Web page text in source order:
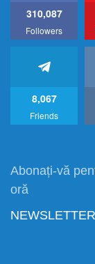
310,087
Followers
8,067
Friends
Abonați-vă
oră
NEWSLETTER